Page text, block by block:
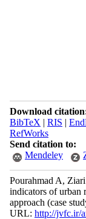
Download
BibTeX | RIS |
RefWorks
Send citation to:
Mendeley
Pourahmad A,
indicators of urban
approach (case
URL: http://jvfc.ir/